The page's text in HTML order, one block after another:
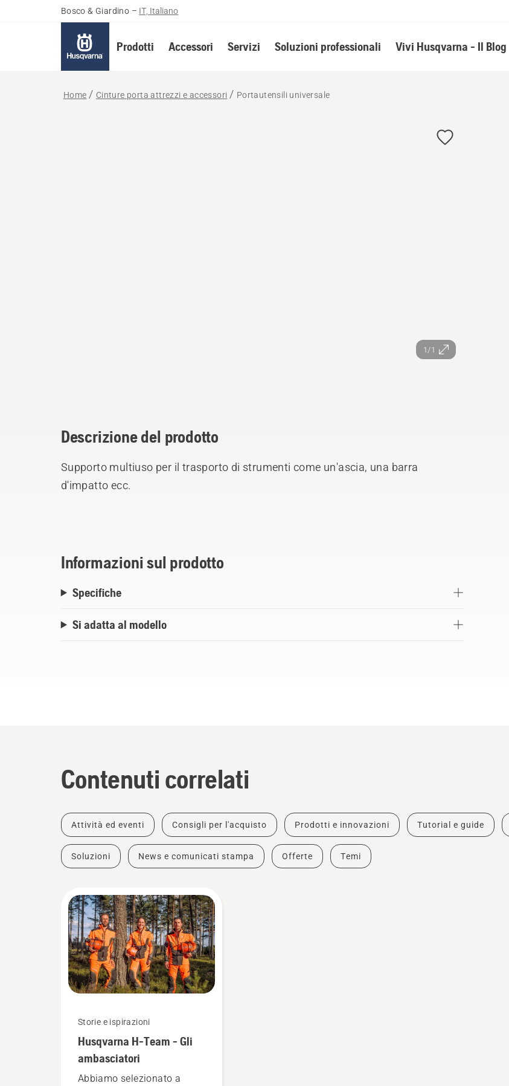
Bosco & Giardino – IT, Italiano
Prodotti Accessori Servizi Soluzioni professionali Vivi Husqvarna - Il Blog
Home Cinture porta attrezzi e accessori Portautensili universale
1/1
Descrizione del prodotto
Supporto multiuso per il trasporto di strumenti come un'ascia, una barra
d'impatto ecc.
Informazioni sul prodotto
Specifiche
Si adatta al modello
Contenuti correlati
Attività ed eventi Consigli per l'acquisto Prodotti e innovazioni Tutorial e guide
Soluzioni News e comunicati stampa Offerte Temi
Storie e ispirazioni
Husqvarna H-Team - Gli
ambasciatori
Abbiamo selezionato a